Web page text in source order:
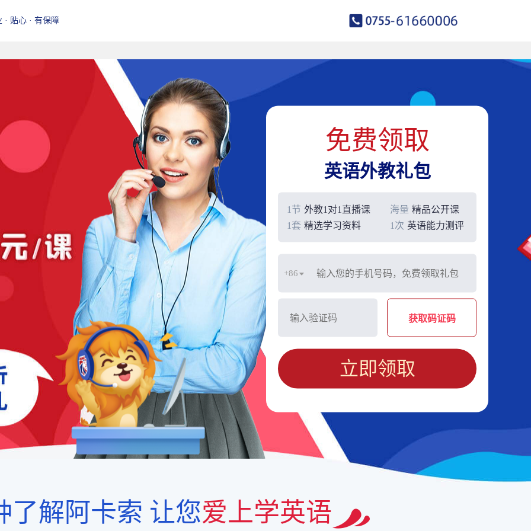
· 贴心 · 有保障
免费领取
英语外教礼包
1节 外教1对1直播课 海量 精品公开课
1套 精选学习资料 1次 英语能力测评
+86
获取码证码
立即领取
了解阿卡索 让您爱上学英语